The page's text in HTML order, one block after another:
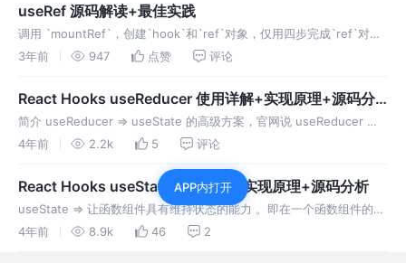
useRef 源码解读+最佳实践
调用 `mountRef`，创建`hook`和`ref`对象，仅用四步完成`ref`对象
的创建，并把`hook`添加到链上
3年前 947 点赞 评论
React Hooks useReducer 使用详解+实现原理+源码分
析
简介 useReducer => useState 的高级方案，官网说 useReducer 是
useState 的替代方案，我觉得说是 useState 的高级方案更合适。
4年前 2.2k 5 评论
React Hooks useState 使用详解+实现原理+源码分析
useState => 让函数组件具有维持状态的能力 。即在一个函数组件的多
次渲染之间，这个 state 是共享的。
4年前 8.9k 46 2
APP内打开